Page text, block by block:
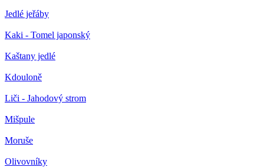
Jedlé jeřáby
Kaki - Tomel japonský
Kaštany jedlé
Kdouloně
Liči - Jahodový strom
Mišpule
Moruše
Olivovníky